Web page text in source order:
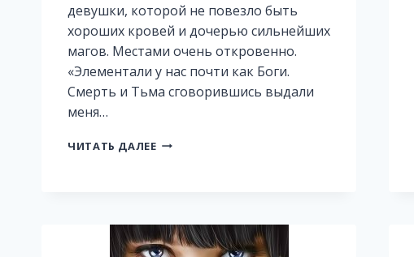
девушки, которой не повезло быть
хороших кровей и дочерью сильнейших
магов. Местами очень откровенно.
«Элементали у нас почти как Боги.
Смерть и Тьма сговорившись выдали
меня…
ЧИТАТЬ ДАЛЕЕ КОРОЛЕВА